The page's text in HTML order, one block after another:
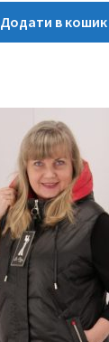
Додати в кошик